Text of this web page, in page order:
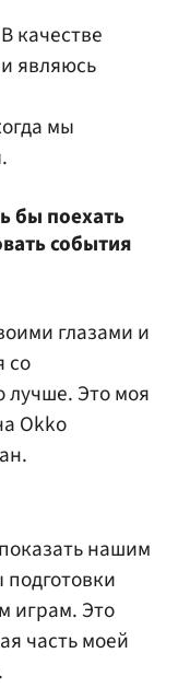
качестве
являюсь
мы
бы поехать
события
глазами и
со
лучше. Это моя
Okko
нашим
играм. Это
часть моей